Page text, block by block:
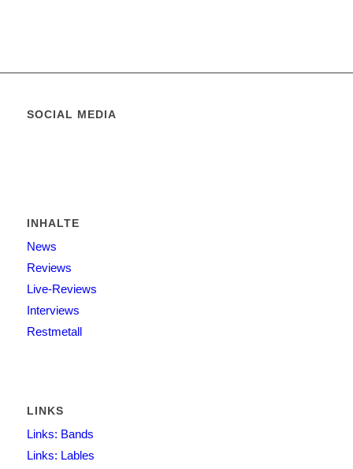
SOCIAL MEDIA
INHALTE
News
Reviews
Live-Reviews
Interviews
Restmetall
LINKS
Links: Bands
Links: Lables